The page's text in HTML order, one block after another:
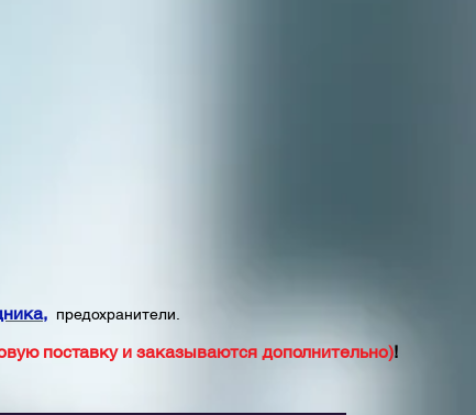
предохранители.
поставку и заказываются дополнительно)!